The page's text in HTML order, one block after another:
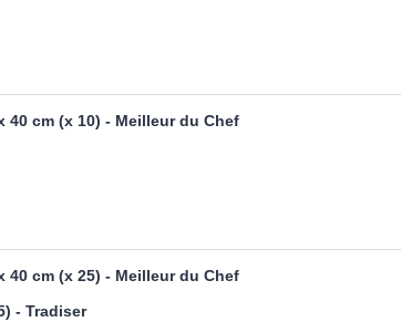
40 cm (x 10) - Meilleur du Chef
40 cm (x 25) - Meilleur du Chef
- Tradiser